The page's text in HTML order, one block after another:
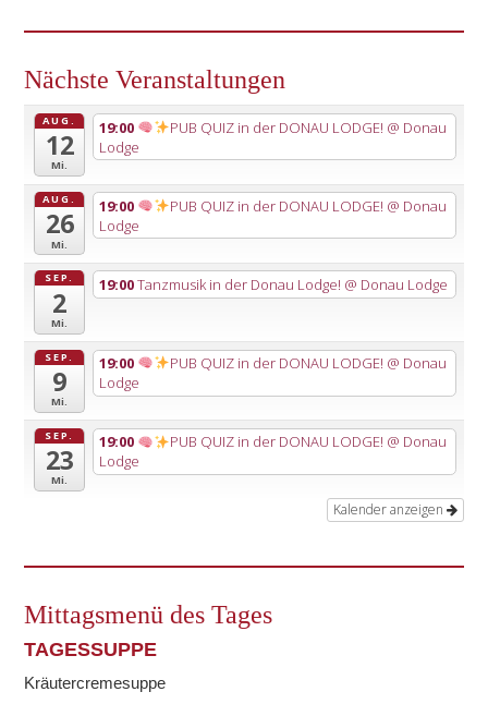
Nächste Veranstaltungen
AUG.
12
Mi.
19:00 PUB QUIZ in der DONAU LODGE! @ Donau
Lodge
AUG.
26
Mi.
19:00 PUB QUIZ in der DONAU LODGE! @ Donau
Lodge
SEP.
2
Mi.
19:00Tanzmusik in der Donau Lodge! @ Donau Lodge
SEP.
9
Mi.
19:00 PUB QUIZ in der DONAU LODGE! @ Donau
Lodge
SEP.
23
Mi.
19:00 PUB QUIZ in der DONAU LODGE! @ Donau
Lodge
Kalender anzeigen
Mittagsmenü des Tages
TAGESSUPPE
Kräutercremesuppe